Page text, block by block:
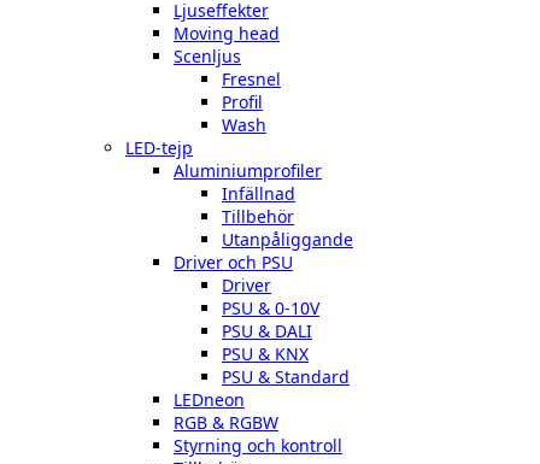
Ljuseffekter
Moving head
Scenljus
Fresnel
Profil
Wash
LED-tejp
Aluminiumprofiler
Infällnad
Tillbehör
Utanpåliggande
Driver och PSU
Driver
PSU & 0-10V
PSU & DALI
PSU & KNX
PSU & Standard
LEDneon
RGB & RGBW
Styrning och kontroll